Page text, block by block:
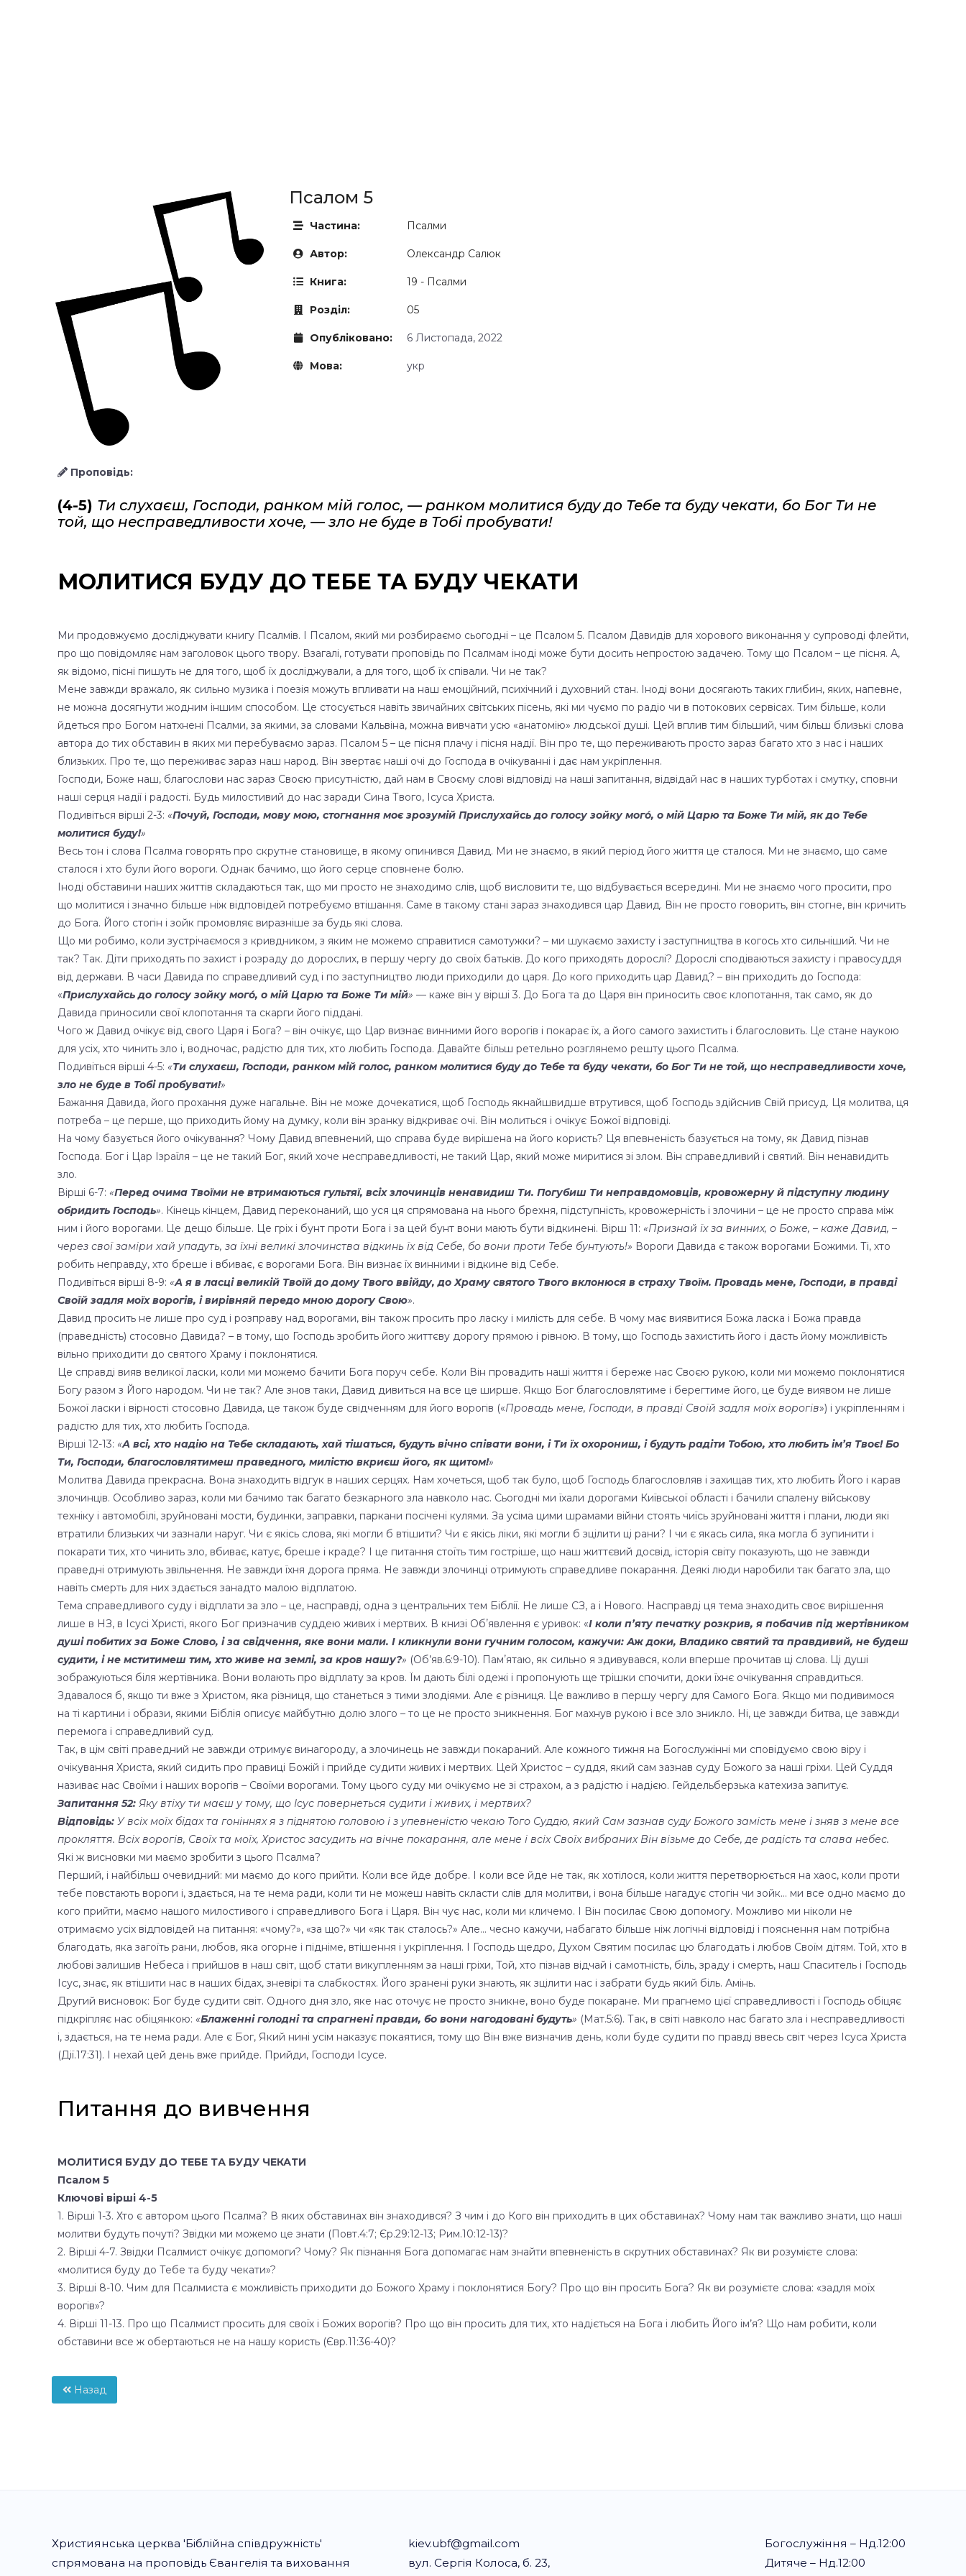
Псалом 5
Частина: Псалми
Автор: Олександр Салюк
Книга: 19 - Псалми
Розділ: 05
Опубліковано: 6 Листопада, 2022
Мова: укр
Проповідь:
(4-5) Ти слухаєш, Господи, ранком мій голос, — ранком молитися буду до Тебе та буду чекати, бо Бог Ти не
той, що несправедливости хоче, — зло не буде в Тобі пробувати!
МОЛИТИСЯ БУДУ ДО ТЕБЕ ТА БУДУ ЧЕКАТИ
Ми продовжуємо досліджувати книгу Псалмів. І Псалом, який ми розбираємо сьогодні – це Псалом 5. Псалом Давидів для хорового виконання у супроводі флейти,
про що повідомляє нам заголовок цього твору. Взагалі, готувати проповідь по Псалмам іноді може бути досить непростою задачею. Тому що Псалом – це пісня. А,
як відомо, пісні пишуть не для того, щоб їх досліджували, а для того, щоб їх співали. Чи не так?
Мене завжди вражало, як сильно музика і поезія можуть впливати на наш емоційний, психічний і духовний стан. Іноді вони досягають таких глибин, яких, напевне,
не можна досягнути жодним іншим способом. Це стосується навіть звичайних світських пісень, які ми чуємо по радіо чи в потокових сервісах. Тим більше, коли
йдеться про Богом натхнені Псалми, за якими, за словами Кальвіна, можна вивчати усю «анатомію» людської душі. Цей вплив тим більший, чим більш близькі слова
автора до тих обставин в яких ми перебуваємо зараз. Псалом 5 – це пісня плачу і пісня надії. Він про те, що переживають просто зараз багато хто з нас і наших
близьких. Про те, що переживає зараз наш народ. Він звертає наші очі до Господа в очікуванні і дає нам укріплення.
Господи, Боже наш, благослови нас зараз Своєю присутністю, дай нам в Своєму слові відповіді на наші запитання, відвідай нас в наших турботах і смутку, сповни
наші серця надії і радості. Будь милостивий до нас заради Сина Твого, Ісуса Христа.
Подивіться вірші 2-3: «Почуй, Господи, мову мою, стогнання моє зрозумій Прислухайсь до голосу зойку мого́, о мій Царю та Боже Ти мій, як до Тебе
молитися буду!»
Весь тон і слова Псалма говорять про скрутне становище, в якому опинився Давид. Ми не знаємо, в який період його життя це сталося. Ми не знаємо, що саме
сталося і хто були його вороги. Однак бачимо, що його серце сповнене болю.
Іноді обставини наших життів складаються так, що ми просто не знаходимо слів, щоб висловити те, що відбувається всередині. Ми не знаємо чого просити, про
що молитися і значно більше ніж відповідей потребуємо втішання. Саме в такому стані зараз знаходився цар Давид. Він не просто говорить, він стогне, він кричить
до Бога. Його стогін і зойк промовляє виразніше за будь які слова.
Що ми робимо, коли зустрічаємося з кривдником, з яким не можемо справитися самотужки? – ми шукаємо захисту і заступництва в когось хто сильніший. Чи не
так? Так. Діти приходять по захист і розраду до дорослих, в першу чергу до своїх батьків. До кого приходять дорослі? Дорослі сподіваються захисту і правосуддя
від держави. В часи Давида по справедливий суд і по заступництво люди приходили до царя. До кого приходить цар Давид? – він приходить до Господа:
«Прислухайсь до голосу зойку мого́, о мій Царю та Боже Ти мій» — каже він у вірші 3. До Бога та до Царя він приносить своє клопотання, так само, як до
Давида приносили свої клопотання та скарги його піддані.
Чого ж Давид очікує від свого Царя і Бога? – він очікує, що Цар визнає винними його ворогів і покарає їх, а його самого захистить і благословить. Це стане наукою
для усіх, хто чинить зло і, водночас, радістю для тих, хто любить Господа. Давайте більш ретельно розглянемо решту цього Псалма.
Подивіться вірші 4-5: «Ти слухаєш, Господи, ранком мій голос, ранком молитися буду до Тебе та буду чекати, бо Бог Ти не той, що несправедливости хоче,
зло не буде в Тобі пробувати!»
Бажання Давида, його прохання дуже нагальне. Він не може дочекатися, щоб Господь якнайшвидше втрутився, щоб Господь здійснив Свій присуд. Ця молитва, ця
потреба – це перше, що приходить йому на думку, коли він зранку відкриває очі. Він молиться і очікує Божої відповіді.
На чому базується його очікування? Чому Давид впевнений, що справа буде вирішена на його користь? Ця впевненість базується на тому, як Давид пізнав
Господа. Бог і Цар Ізраїля – це не такий Бог, який хоче несправедливості, не такий Цар, який може миритися зі злом. Він справедливий і святий. Він ненавидить
зло.
Вірші 6-7: «Перед очима Твоїми не втримаються гультяї, всіх злочинців ненавидиш Ти. Погубиш Ти неправдомовців, кровожерну й підступну людину
обридить Господь». Кінець кінцем, Давид переконаний, що уся ця спрямована на нього брехня, підступність, кровожерність і злочини – це не просто справа між
ним і його ворогами. Це дещо більше. Це гріх і бунт проти Бога і за цей бунт вони мають бути відкинені. Вірш 11: «Признай їх за винних, о Боже, – каже Давид, –
через свої заміри хай упадуть, за їхні великі злочинства відкинь їх від Себе, бо вони проти Тебе бунтують!» Вороги Давида є також ворогами Божими. Ті, хто
робить неправду, хто бреше і вбиває, є ворогами Бога. Він визнає їх винними і відкине від Себе.
Подивіться вірші 8-9: «А я в ласці великій Твоїй до дому Твого ввійду, до Храму святого Твого вклонюся в страху Твоїм. Провадь мене, Господи, в правді
Своїй задля моїх ворогів, і вирівняй передо мною дорогу Свою».
Давид просить не лише про суд і розправу над ворогами, він також просить про ласку і милість для себе. В чому має виявитися Божа ласка і Божа правда
(праведність) стосовно Давида? – в тому, що Господь зробить його життєву дорогу прямою і рівною. В тому, що Господь захистить його і дасть йому можливість
вільно приходити до святого Храму і поклонятися.
Це справді вияв великої ласки, коли ми можемо бачити Бога поруч себе. Коли Він провадить наші життя і береже нас Своєю рукою, коли ми можемо поклонятися
Богу разом з Його народом. Чи не так? Але знов таки, Давид дивиться на все це ширше. Якщо Бог благословлятиме і берегтиме його, це буде виявом не лише
Божої ласки і вірності стосовно Давида, це також буде свідченням для його ворогів («Провадь мене, Господи, в правді Своїй задля моїх ворогів») і укріпленням і
радістю для тих, хто любить Господа.
Вірші 12-13: «А всі, хто надію на Тебе складають, хай тішаться, будуть вічно співати вони, і Ти їх охорониш, і будуть радіти Тобою, хто любить ім’я Твоє! Бо
Ти, Господи, благословлятимеш праведного, милістю вкриєш його, як щитом!»
Молитва Давида прекрасна. Вона знаходить відгук в наших серцях. Нам хочеться, щоб так було, щоб Господь благословляв і захищав тих, хто любить Його і карав
злочинців. Особливо зараз, коли ми бачимо так багато безкарного зла навколо нас. Сьогодні ми їхали дорогами Київської області і бачили спалену військову
техніку і автомобілі, зруйновані мости, будинки, заправки, паркани посічені кулями. За усіма цими шрамами війни стоять чиїсь зруйновані життя і плани, люди які
втратили близьких чи зазнали наруг. Чи є якісь слова, які могли б втішити? Чи є якісь ліки, які могли б зцілити ці рани? І чи є якась сила, яка могла б зупинити і
покарати тих, хто чинить зло, вбиває, катує, бреше і краде? І це питання стоїть тим гостріше, що наш життєвий досвід, історія світу показують, що не завжди
праведні отримують звільнення. Не завжди їхня дорога пряма. Не завжди злочинці отримують справедливе покарання. Деякі люди наробили так багато зла, що
навіть смерть для них здається занадто малою відплатою.
Тема справедливого суду і відплати за зло – це, насправді, одна з центральних тем Біблії. Не лише СЗ, а і Нового. Насправді ця тема знаходить своє вирішення
лише в НЗ, в Ісусі Христі, якого Бог призначив суддею живих і мертвих. В книзі Обʼявлення є уривок: «І коли п’яту печатку розкрив, я побачив під жертівником
душі побитих за Боже Слово, і за свідчення, яке вони мали. І кликнули вони гучним голосом, кажучи: Аж доки, Владико святий та правдивий, не будеш
судити, і не мститимеш тим, хто живе на землі, за кров нашу?» (Об’яв.6:9-10). Памʼятаю, як сильно я здивувався, коли вперше прочитав ці слова. Ці душі
зображуються біля жертівника. Вони волають про відплату за кров. Їм дають білі одежі і пропонують ще трішки спочити, доки їхнє очікування справдиться.
Здавалося б, якщо ти вже з Христом, яка різниця, що станеться з тими злодіями. Але є різниця. Це важливо в першу чергу для Самого Бога. Якщо ми подивимося
на ті картини і образи, якими Біблія описує майбутню долю злого – то це не просто зникнення. Бог махнув рукою і все зло зникло. Ні, це завжди битва, це завжди
перемога і справедливий суд.
Так, в цім світі праведний не завжди отримує винагороду, а злочинець не завжди покараний. Але кожного тижня на Богослужінні ми сповідуємо свою віру і
очікування Христа, який сидить про правиці Божій і прийде судити живих і мертвих. Цей Христос – суддя, який сам зазнав суду Божого за наші гріхи. Цей Суддя
називає нас Своїми і наших ворогів – Своїми ворогами. Тому цього суду ми очікуємо не зі страхом, а з радістю і надією. Гейдельберзька катехиза запитує.
Запитання 52: Яку втіху ти маєш у тому, що Ісус повернеться судити і живих, і мертвих?
Відповідь: У всіх моїх бідах та гоніннях я з піднятою головою і з упевненістю чекаю Того Суддю, який Сам зазнав суду Божого замість мене і зняв з мене все
прокляття. Всіх ворогів, Своїх та моїх, Христос засудить на вічне покарання, але мене і всіх Своїх вибраних Він візьме до Себе, де радість та слава небес.
Які ж висновки ми маємо зробити з цього Псалма?
Перший, і найбільш очевидний: ми маємо до кого прийти. Коли все йде добре. І коли все йде не так, як хотілося, коли життя перетворюється на хаос, коли проти
тебе повстають вороги і, здається, на те нема ради, коли ти не можеш навіть скласти слів для молитви, і вона більше нагадує стогін чи зойк… ми все одно маємо до
кого прийти, маємо нашого милостивого і справедливого Бога і Царя. Він чує нас, коли ми кличемо. І Він посилає Свою допомогу. Можливо ми ніколи не
отримаємо усіх відповідей на питання: «чому?», «за що?» чи «як так сталось?» Але… чесно кажучи, набагато більше ніж логічні відповіді і пояснення нам потрібна
благодать, яка загоїть рани, любов, яка огорне і підніме, втішення і укріплення. І Господь щедро, Духом Святим посилає цю благодать і любов Своїм дітям. Той, хто в
любові залишив Небеса і прийшов в наш світ, щоб стати викупленням за наші гріхи, Той, хто пізнав відчай і самотність, біль, зраду і смерть, наш Спаситель і Господь
Ісус, знає, як втішити нас в наших бідах, зневірі та слабкостях. Його зранені руки знають, як зцілити нас і забрати будь який біль. Амінь.
Другий висновок: Бог буде судити світ. Одного дня зло, яке нас оточує не просто зникне, воно буде покаране. Ми прагнемо цієї справедливості і Господь обіцяє
підкріпляє нас обіцянкою: «Блаженні голодні та спрагнені правди, бо вони нагодовані будуть» (Мат.5:6). Так, в світі навколо нас багато зла і несправедливості
і, здається, на те нема ради. Але є Бог, Який нині усім наказує покаятися, тому що Він вже визначив день, коли буде судити по правді ввесь світ через Ісуса Христа
(Дії.17:31). І нехай цей день вже прийде. Прийди, Господи Ісусе.
Питання до вивчення
МОЛИТИСЯ БУДУ ДО ТЕБЕ ТА БУДУ ЧЕКАТИ
Псалом 5
Ключові вірші 4-5
1. Вірші 1-3. Хто є автором цього Псалма? В яких обставинах він знаходився? З чим і до Кого він приходить в цих обставинах? Чому нам так важливо знати, що наші
молитви будуть почуті? Звідки ми можемо це знати (Повт.4:7; Єр.29:12-13; Рим.10:12-13)?
2. Вірші 4-7. Звідки Псалмист очікує допомоги? Чому? Як пізнання Бога допомагає нам знайти впевненість в скрутних обставинах? Як ви розумієте слова:
«молитися буду до Тебе та буду чекати»?
3. Вірші 8-10. Чим для Псалмиста є можливість приходити до Божого Храму і поклонятися Богу? Про що він просить Бога? Як ви розумієте слова: «задля моїх
ворогів»?
4. Вірші 11-13. Про що Псалмист просить для своїх і Божих ворогів? Про що він просить для тих, хто надіється на Бога і любить Його ім’я? Що нам робити, коли
обставини все ж обертаються не на нашу користь (Євр.11:36-40)?
Назад
Християнська церква 'Біблійна співдружність'
спрямована на проповідь Євангелія та виховання
kiev.ubf@gmail.com
вул. Сергія Колоса, б. 23,
Богослужіння – Нд.12:00
Дитяче – Нд.12:00